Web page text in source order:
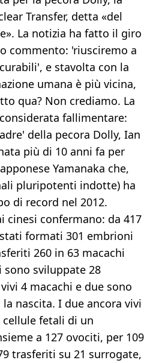
Transfer, detta «del
La notizia ha fatto il giro
commento: 'riusciremo a
e stavolta con la
umana è più vicina,
qua? Non crediamo. La
fallimentare:
della pecora Dolly, Ian
più di 10 anni fa per
Yamanaka che,
pluripotenti indotte) ha
di record nel 2012.
cinesi confermano: da 417
formati 301 embrioni
260 in 63 macachi
sviluppate 28
4 macachi e due sono
nascita. I due ancora vivi
fetali di un
a 127 ovociti, per 109
trasferiti su 21 surrogate,